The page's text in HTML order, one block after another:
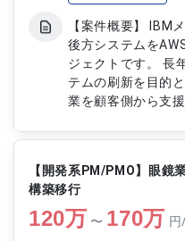
ュー対応 【稼働日数】週5日 【リモート日数】週4
日リモート
【案件概要】 IBM
後方システムを
ジェクトです。 長
テムの刷新を目的
業を顧客側から支
を担っていただき
ィブアーキテクチ
ジションです。 【作業内容】 ・プロジェクト計画
策定および進捗、
移行に伴う設計、
システム設計およ
【開発系PM/PMO】眼鏡
構築移行
120万 〜 170万 円